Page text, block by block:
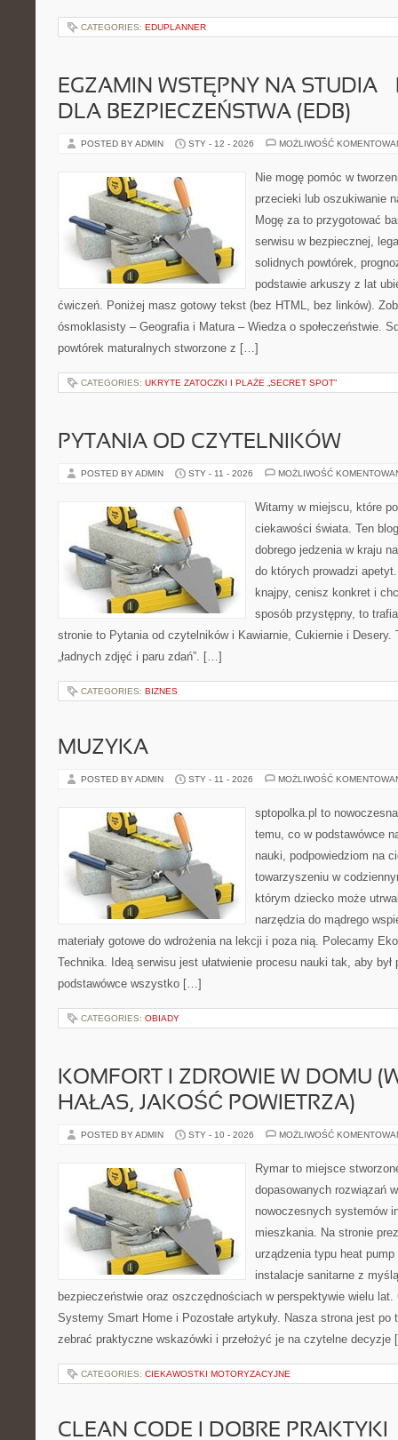
CATEGORIES: EDUPLANNER
EGZAMIN WSTĘPNY NA STUDIA –
DLA BEZPIECZEŃSTWA (EDB)
POSTED BY ADMIN STY - 12 - 2026 MOŻLIWOŚĆ
Nie mogę pomóc w
przecieki lub oszukiwanie
Mogę za to przygotować
serwisu w bezpiecznej,
solidnych powtórek,
podstawie arkuszy z lat
ćwiczeń. Poniżej masz gotowy tekst (bez HTML, bez linków).
ósmoklasisty – Geografia i Matura – Wiedza o społeczeństwie.
powtórek maturalnych stworzone z […]
CATEGORIES: UKRYTE ZATOCZKI I PLAŻE „SECRET SPOT”
PYTANIA OD CZYTELNIKÓW
POSTED BY ADMIN STY - 11 - 2026 MOŻLIWOŚĆ
Witamy w miejscu, które
ciekawości świata. Ten
dobrego jedzenia w kraju
do których prowadzi
knajpy, cenisz konkret i
sposób przystępny, to
stronie to Pytania od czytelników i Kawiarnie, Cukiernie i Desery.
„ładnych zdjęć i paru zdań”. […]
CATEGORIES: BIZNES
MUZYKA
POSTED BY ADMIN STY - 11 - 2026 MOŻLIWOŚĆ
sptopolka.pl to
temu, co w podstawówce
nauki, podpowiedziom na
towarzyszeniu w
którym dziecko może
narzędzia do mądrego
materiały gotowe do wdrożenia na lekcji i poza nią. Polecamy
Technika. Ideą serwisu jest ułatwienie procesu nauki tak, aby
podstawówce wszystko […]
CATEGORIES: OBIADY
KOMFORT I ZDROWIE W DOMU
HAŁAS, JAKOŚĆ POWIETRZA)
POSTED BY ADMIN STY - 10 - 2026 MOŻLIWOŚĆ
Rymar to miejsce
dopasowanych rozwiązań
nowoczesnych systemów
mieszkania. Na stronie
urządzenia typu heat
instalacje sanitarne z
bezpieczeństwie oraz oszczędnościach w perspektywie wielu lat.
Systemy Smart Home i Pozostałe artykuły. Nasza strona jest
zebrać praktyczne wskazówki i przełożyć je na czytelne
CATEGORIES: CIEKAWOSTKI MOTORYZACYJNE
CLEAN CODE I DOBRE PRAKTYKI